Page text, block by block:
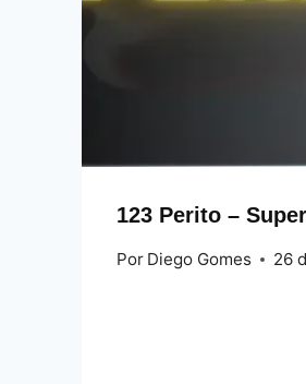
123 Perito –
Por Diego Gomes 26